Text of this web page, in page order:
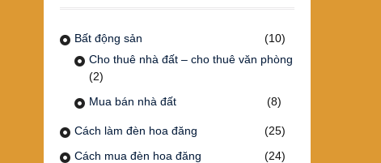
Bất động sản
(10)
Cho thuê nhà đất – cho thuê văn phòng
(2)
Mua bán nhà đất
(8)
Cách làm đèn hoa đăng
(25)
Cách mua đèn hoa đăng
(24)